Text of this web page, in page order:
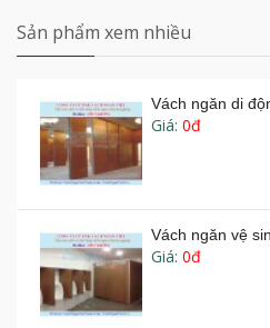
Composite giá rẻ
Sản xuất VÁCH
Thi công vách
Sản phẩm xem nhiều
Vách ngăn di
Giá: 0đ
Vách ngăn vệ
Giá: 0đ
Vách ngăn di